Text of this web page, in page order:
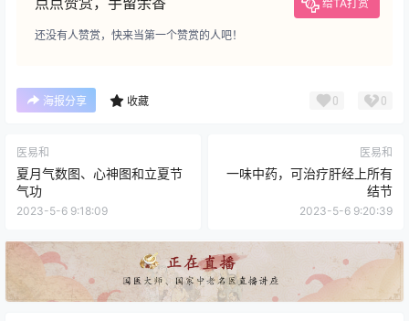
给TA打赏
还没有人赞赏，快来当第一个赞赏的人吧！
海报分享 收藏 0 0
医易和
夏月气数图、心神图和立夏节
气功
2023-5-6 9:18:09
医易和
一味中药，可治疗肝经上所有
结节
2023-5-6 9:20:39